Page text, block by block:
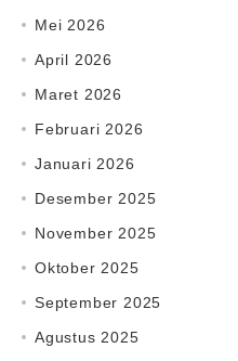
Mei 2026
April 2026
Maret 2026
Februari 2026
Januari 2026
Desember 2025
November 2025
Oktober 2025
September 2025
Agustus 2025